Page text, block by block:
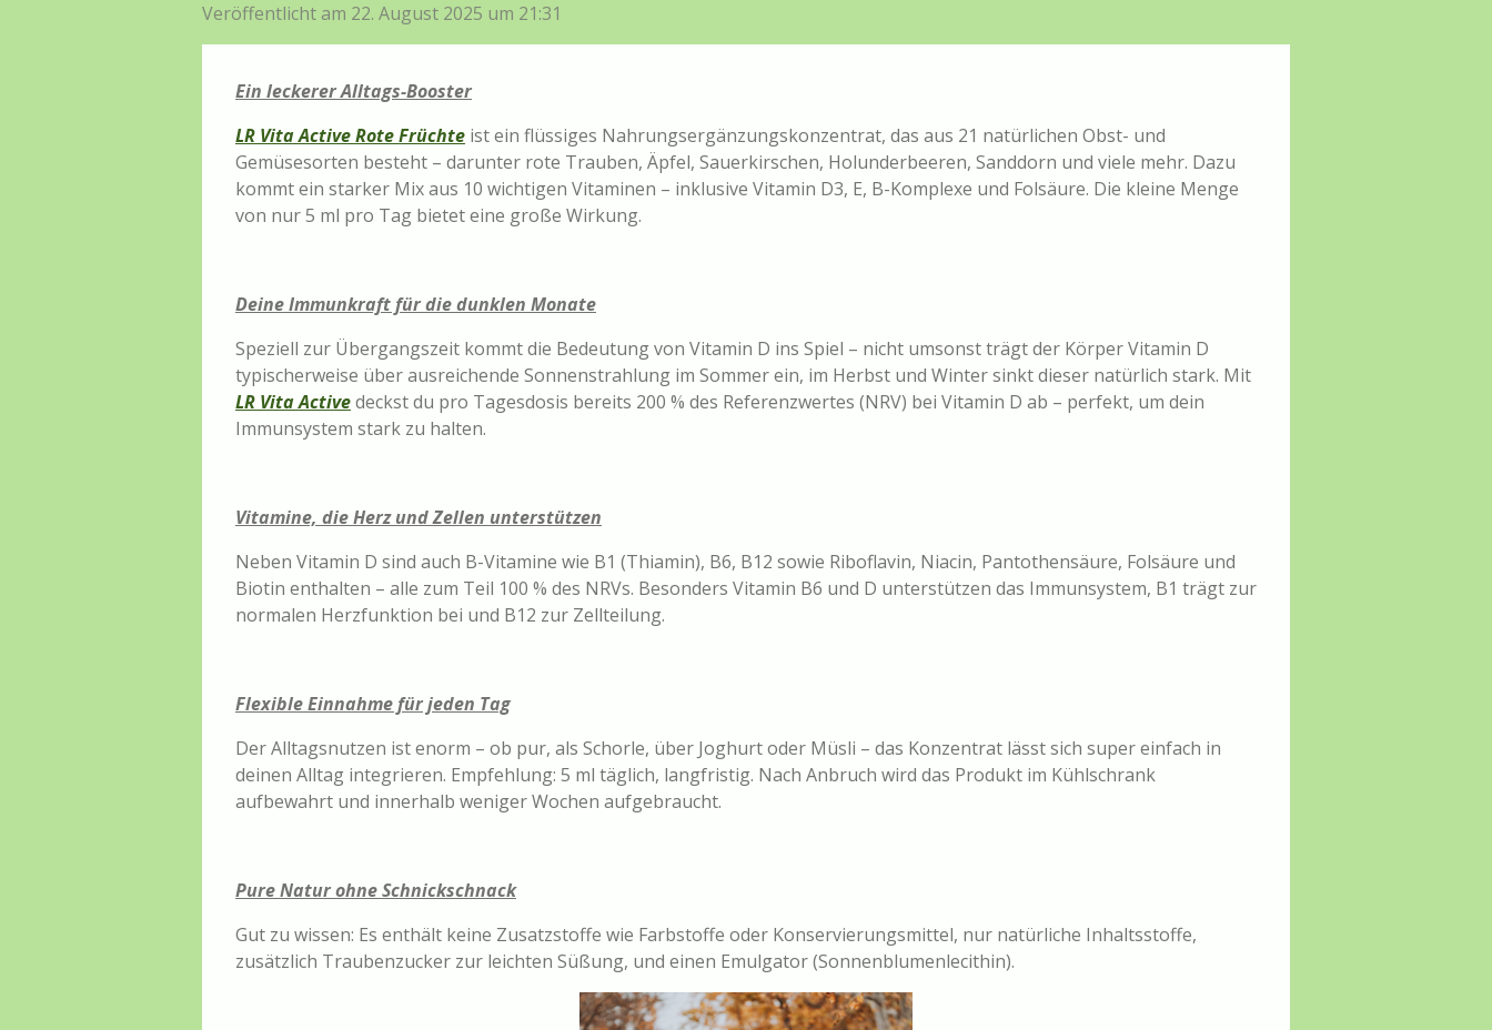
Veröffentlicht am 22. August 2025 um 21:31
Ein leckerer Alltags-Booster
LR Vita Active Rote Früchte ist ein flüssiges Nahrungsergänzungskonzentrat, das aus 21 natürlichen Obst- und
Gemüsesorten besteht – darunter rote Trauben, Äpfel, Sauerkirschen, Holunderbeeren, Sanddorn und viele mehr. Dazu
kommt ein starker Mix aus 10 wichtigen Vitaminen – inklusive Vitamin D3, E, B-Komplexe und Folsäure. Die kleine Menge
von nur 5 ml pro Tag bietet eine große Wirkung.
Deine Immunkraft für die dunklen Monate
Speziell zur Übergangszeit kommt die Bedeutung von Vitamin D ins Spiel – nicht umsonst trägt der Körper Vitamin D
typischerweise über ausreichende Sonnenstrahlung im Sommer ein, im Herbst und Winter sinkt dieser natürlich stark. Mit
LR Vita Activedeckst du pro Tagesdosis bereits 200 % des Referenzwertes (NRV) bei Vitamin D ab – perfekt, um dein
Immunsystem stark zu halten.
Vitamine, die Herz und Zellen unterstützen
Neben Vitamin D sind auch B-Vitamine wie B1 (Thiamin), B6, B12 sowie Riboflavin, Niacin, Pantothensäure, Folsäure und
Biotin enthalten – alle zum Teil 100 % des NRVs. Besonders Vitamin B6 und D unterstützen das Immunsystem, B1 trägt zur
normalen Herzfunktion bei und B12 zur Zellteilung.
Flexible Einnahme für jeden Tag
Der Alltagsnutzen ist enorm – ob pur, als Schorle, über Joghurt oder Müsli – das Konzentrat lässt sich super einfach in
deinen Alltag integrieren. Empfehlung: 5 ml täglich, langfristig. Nach Anbruch wird das Produkt im Kühlschrank
aufbewahrt und innerhalb weniger Wochen aufgebraucht.
Pure Natur ohne Schnickschnack
Gut zu wissen: Es enthält keine Zusatzstoffe wie Farbstoffe oder Konservierungsmittel, nur natürliche Inhaltsstoffe,
zusätzlich Traubenzucker zur leichten Süßung, und einen Emulgator (Sonnenblumenlecithin).